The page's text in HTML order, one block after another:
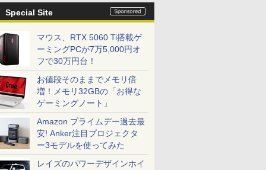
Special Site
マウス、RTX 5060 Ti搭載ゲ
ーミングPCが7万5,000円オ
フで30万円台！
お値段そのままでメモリ倍
増！メモリ32GBの「お得な
ゲーミングノート」
Amazon プライムデー過去最
安! Anker注目プロジェクタ
ー3モデルを使ってみた
レイズのパワーデザインホイ